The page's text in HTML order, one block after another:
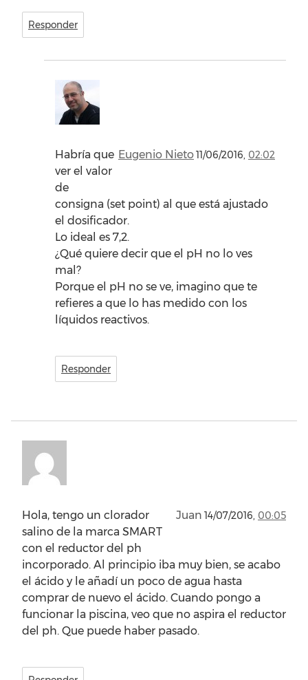
Responder
Eugenio Nieto11/06/2016, 02:02
Habría que
ver el valor
de
consigna (set point) al que está ajustado
el dosificador.
Lo ideal es 7,2.
¿Qué quiere decir que el pH no lo ves
mal?
Porque el pH no se ve, imagino que te
refieres a que lo has medido con los
líquidos reactivos.
Responder
Juan 14/07/2016, 00:05
Hola, tengo un clorador
salino de la marca SMART
con el reductor del ph
incorporado. Al principio iba muy bien, se acabo
el ácido y le añadí un poco de agua hasta
comprar de nuevo el ácido. Cuando pongo a
funcionar la piscina, veo que no aspira el reductor
del ph. Que puede haber pasado.